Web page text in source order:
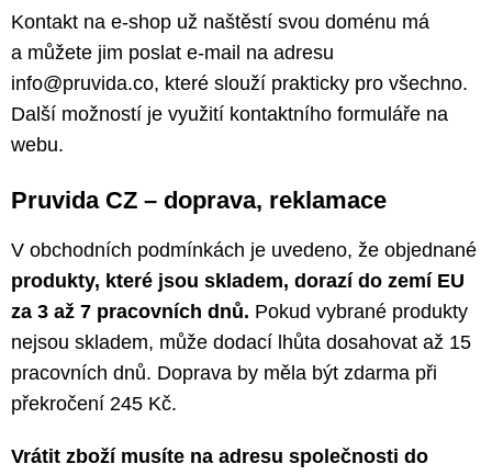
Kontakt na e-shop už naštěstí svou doménu má
a můžete jim poslat e-mail na adresu
info@pruvida.co, které slouží prakticky pro všechno.
Další možností je využití kontaktního formuláře na
webu.
Pruvida CZ – doprava, reklamace
V obchodních podmínkách je uvedeno, že objednané
produkty, které jsou skladem, dorazí do zemí EU
za 3 až 7 pracovních dnů. Pokud vybrané produkty
nejsou skladem, může dodací lhůta dosahovat až 15
pracovních dnů. Doprava by měla být zdarma při
překročení 245 Kč.
Vrátit zboží musíte na adresu společnosti do